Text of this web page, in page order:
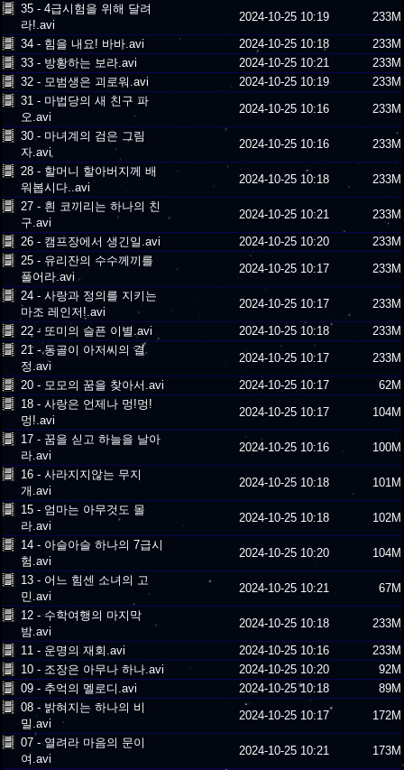
35 - 4급시험을 위해 달려
라!.avi
2024-10-25 10:19
233M
34 - 힘을 내요! 바바.avi
2024-10-25 10:18
233M
33 - 방황하는 보라.avi
2024-10-25 10:21
233M
32 - 모범생은 괴로워.avi
2024-10-25 10:19
233M
31 - 마법당의 새 친구 파
오.avi
2024-10-25 10:16
233M
30 - 마녀계의 검은 그림
자.avi
2024-10-25 10:16
233M
28 - 할머니 할아버지께 배
워봅시다..avi
2024-10-25 10:18
233M
27 - 흰 코끼리는 하나의 친
구.avi
2024-10-25 10:21
233M
26 - 캠프장에서 생긴일.avi
2024-10-25 10:20
233M
25 - 유리잔의 수수께끼를
풀어라.avi
2024-10-25 10:17
233M
24 - 사랑과 정의를 지키는
마조 레인저!.avi
2024-10-25 10:17
233M
22 - 또미의 슬픈 이별.avi
2024-10-25 10:18
233M
21 - 동글이 아저씨의 결
정.avi
2024-10-25 10:17
233M
20 - 모모의 꿈을 찾아서.avi
2024-10-25 10:17
62M
18 - 사랑은 언제나 멍!멍!
멍!.avi
2024-10-25 10:17
104M
17 - 꿈을 싣고 하늘을 날아
라.avi
2024-10-25 10:16
100M
16 - 사라지지않는 무지
개.avi
2024-10-25 10:18
101M
15 - 엄마는 아무것도 몰
라.avi
2024-10-25 10:18
102M
14 - 아슬아슬 하나의 7급시
험.avi
2024-10-25 10:20
104M
13 - 어느 힘센 소녀의 고
민.avi
2024-10-25 10:21
67M
12 - 수학여행의 마지막
밤.avi
2024-10-25 10:18
233M
11 - 운명의 재회.avi
2024-10-25 10:16
233M
10 - 조장은 아무나 하나.avi
2024-10-25 10:20
92M
09 - 추억의 멜로디.avi
2024-10-25 10:18
89M
08 - 밝혀지는 하나의 비
밀.avi
2024-10-25 10:17
172M
07 - 열려라 마음의 문이
여.avi
2024-10-25 10:21 173M